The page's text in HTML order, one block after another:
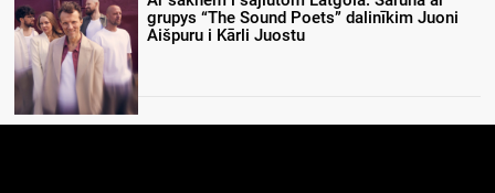
grupys “The Sound Poets” dalinīkim Juoni
Aišpuru i Kārli Juostu